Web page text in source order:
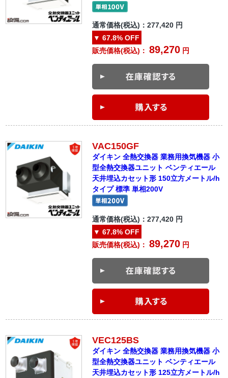
通常価格(税込)：277,420 円
▼ 67.8% OFF
販売価格(税込)：89,270 円
VAC150GF
ダイキン 全熱交換器 業務用換気機器 小
型全熱交換器ユニット ベンティエール
天井埋込カセット形 150立方メートル/h
タイプ 標準 単相200V
通常価格(税込)：277,420 円
▼ 67.8% OFF
販売価格(税込)：89,270 円
VEC125BS
ダイキン 全熱交換器 業務用換気機器 小
型全熱交換器ユニット ベンティエール
天井埋込カセット形 125立方メートル/h